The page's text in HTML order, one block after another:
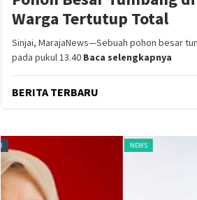
Warga Tertutup Total
Sinjai, MarajaNews—Sebuah pohon besar
pada pukul 13.40 Baca selengkapnya
BERITA TERBARU